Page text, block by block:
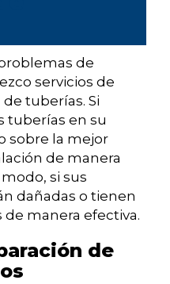
de
servicios de
tuberías. Si
tuberías en su
sobre la mejor
de manera
si sus
dañadas o tienen
manera efectiva.
de